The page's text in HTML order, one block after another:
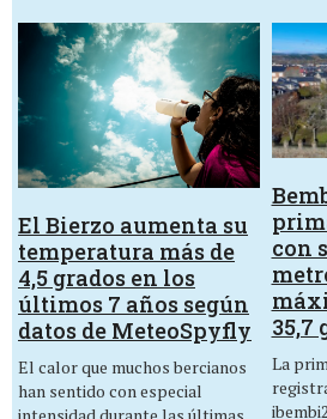
El Bierzo aumenta su
temperatura más de
4,5 grados en los
últimos 7 años según
datos de MeteoSpyfly
El calor que muchos bercianos
han sentido con especial
con
35,7
La